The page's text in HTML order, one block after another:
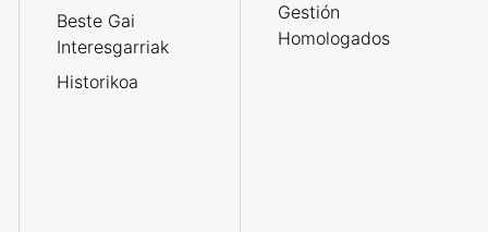
Beste Gai
Interesgarriak
Historikoa
Gestión
Homologados